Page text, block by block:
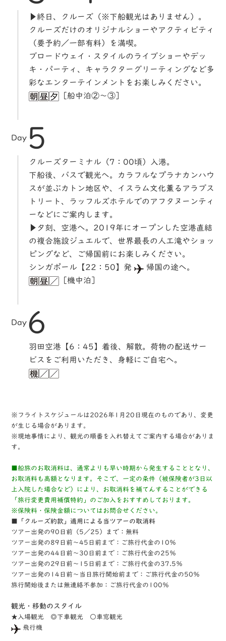
▶終日、クルーズ（※下船観光はありません）。
クルーズだけのオリジナルショーやアクティビティ
（要予約／一部有料）を満喫。
ブロードウェイ・スタイルのライブショーやデッ
キ・パーティ、キャラクターグリーティングなど多
彩なエンターテインメントをお楽しみください。
［船中泊②～③］
Day 5
クルーズターミナル（7：00頃）入港。
下船後、バスで観光へ。カラフルなプラナカンハウ
スが並ぶカトン地区や、イスラム文化薫るアラブス
トリート、ラッフルズホテルでのアフタヌーンティ
ーなどにご案内します。
▶夕刻、空港へ。2019年にオープンした空港直結
の複合施設ジュエルで、世界最長の人工滝やショッ
ピングなど、ご帰国前にお楽しみください。
シンガポール【22：50】発
帰国の途へ。
［機中泊］
Day 6
羽田空港【6：45】着後、解散。荷物の配送サー
ビスをご利用いただき、身軽にご自宅へ。
※フライトスケジュールは2026年1月20日現在のものであり、変更
が生じる場合があります。
※現地事情により、観光の順番を入れ替えてご案内する場合がありま
す。
■船旅のお取消料は、通常よりも早い時期から発生することとなり、
お取消料も高額となります。そこで、一定の条件（被保険者が3日以
上入院した場合など）により、お取消料を補てんすることができる
「旅行変更費用補償特約」のご加入をおすすめしております。
※保険料・保険金額についてはお問合せください。
■「クルーズ約款」適用による当ツアーの取消料
ツアー出発の90日前（5／25）まで：無料
ツアー出発の89日前～45日前まで：ご旅行代金の10％
ツアー出発の44日前～30日前まで：ご旅行代金の25％
ツアー出発の29日前～15日前まで：ご旅行代金の37.5％
ツアー出発の14日前～当日旅行開始前まで：ご旅行代金の50％
旅行開始後または無連絡不参加：ご旅行代金の100％
観光・移動のスタイル
★⼊場観光 ◎下⾞観光 ○⾞窓観光
⾶⾏機